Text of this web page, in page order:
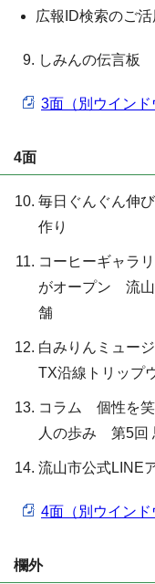
広報ID検索のご活
しみんの伝言板
3面（別ウインド
4面
毎日ぐんぐん伸
作り
コーヒーギャラ
がオープン 流山
舗
白みりんミュー
TX沿線トリップ
コラム 個性を
人の歩み 第5回
流山市公式LINE
4面（別ウインド
欄外